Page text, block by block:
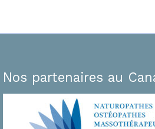
Nos partenaires au